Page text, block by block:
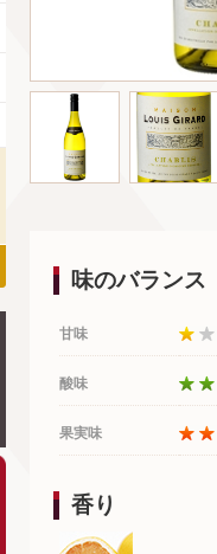
味のバランス
甘味
酸味
果実味
香り